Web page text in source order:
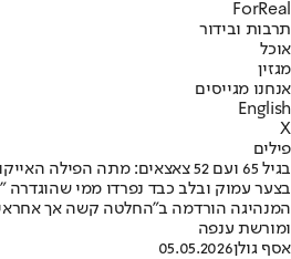
ForReal
תרבות ובידור
אוכל
מגזין
אנחנו מגייסים
English
X
פילים
בגיל 65 ועם 52 צאצאים: מתה הפילה האייקונית של ספארי רמת גן
בצער עמוק ובלב כבד נפרדו ממי שהוגדרה
המנהיגה הורדמה ב"החלטה קשה אך
ומורשת ענפה
אסף גולן05.05.2026